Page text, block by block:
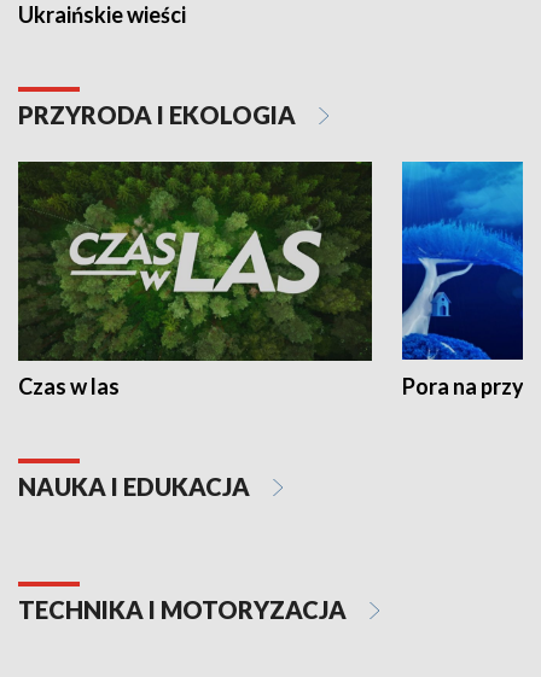
Ukraińskie wieści
PRZYRODA I EKOLOGIA
Czas w las Pora na
NAUKA I EDUKACJA
TECHNIKA I MOTORYZACJA